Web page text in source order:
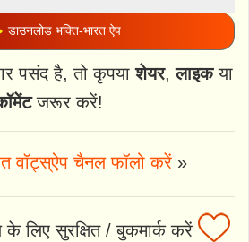
डाउनलोड भक्ति-भारत ऐप
पसंद है, तो कृपयाशेयर,लाइकया
जरूर करें!
वॉट्स्ऐप चैनल फॉलो करें»
के लिए सुरक्षित / बुकमार्क करें